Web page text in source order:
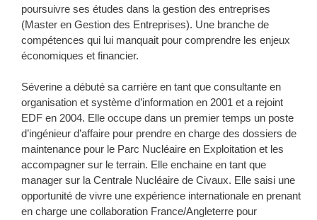
poursuivre ses études dans la gestion des entreprises
(Master en Gestion des Entreprises). Une branche de
compétences qui lui manquait pour comprendre les enjeux
économiques et financier.
Séverine a débuté sa carrière en tant que consultante en
organisation et système d’information en 2001 et a rejoint
EDF en 2004. Elle occupe dans un premier temps un poste
d’ingénieur d’affaire pour prendre en charge des dossiers de
maintenance pour le Parc Nucléaire en Exploitation et les
accompagner sur le terrain. Elle enchaine en tant que
manager sur la Centrale Nucléaire de Civaux. Elle saisi une
opportunité de vivre une expérience internationale en prenant
en charge une collaboration France/Angleterre pour